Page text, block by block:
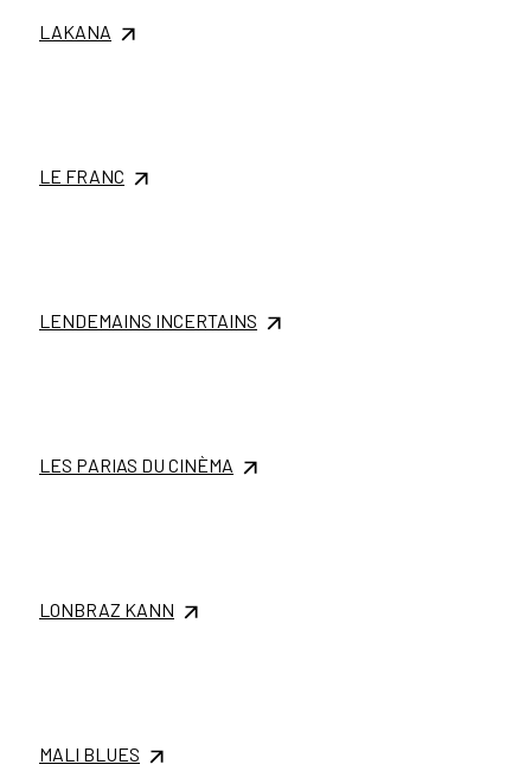
LAKANA
LE FRANC
LENDEMAINS INCERTAINS
LES PARIAS DU CINÈMA
LONBRAZ KANN
MALI BLUES